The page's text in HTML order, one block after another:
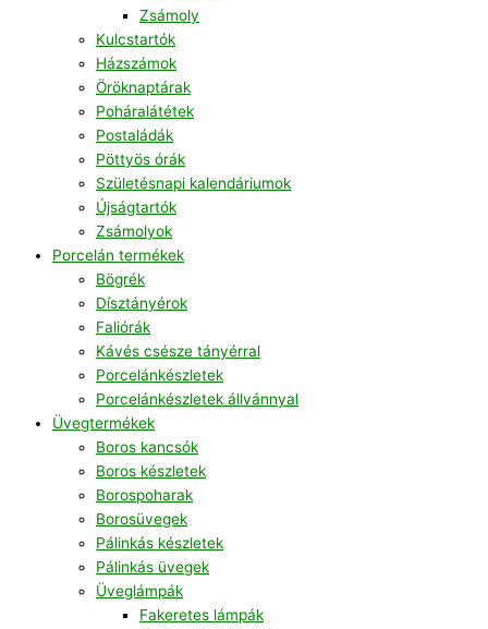
Zsámoly
Kulcstartók
Házszámok
Öröknaptárak
Poháralátétek
Postaládák
Pöttyös órák
Születésnapi kalendáriumok
Újságtartók
Zsámolyok
Porcelán termékek
Bögrék
Dísztányérok
Faliórák
Kávés csésze tányérral
Porcelánkészletek
Porcelánkészletek állvánnyal
Üvegtermékek
Boros kancsók
Boros készletek
Borospoharak
Borosüvegek
Pálinkás készletek
Pálinkás üvegek
Üveglámpák
Fakeretes lámpák